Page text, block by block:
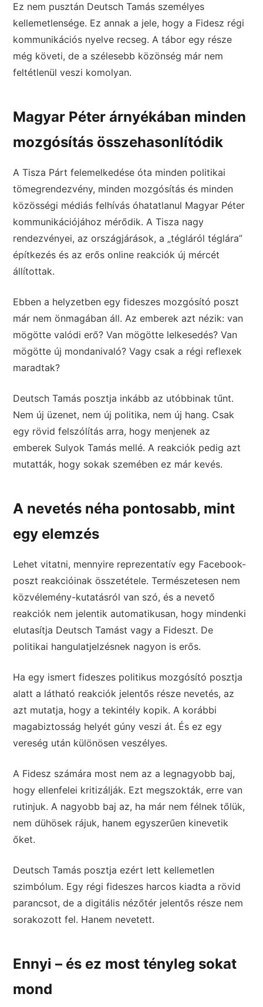
Ez nem pusztán Deutsch Tamás személyes
kellemetlensége. Ez annak a jele, hogy a Fidesz régi
kommunikációs nyelve recseg. A tábor egy része
még követi, de a szélesebb közönség már nem
feltétlenül veszi komolyan.
Magyar Péter árnyékában minden
mozgósítás összehasonlítódik
A Tisza Párt felemelkedése óta minden politikai
tömegrendezvény, minden mozgósítás és minden
közösségi médiás felhívás óhatatlanul Magyar Péter
kommunikációjához mérődik. A Tisza nagy
rendezvényei, az országjárások, a „tégláról téglára”
építkezés és az erős online reakciók új mércét
állítottak.
Ebben a helyzetben egy fideszes mozgósító poszt
már nem önmagában áll. Az emberek azt nézik: van
mögötte valódi erő? Van mögötte lelkesedés? Van
mögötte új mondanivaló? Vagy csak a régi reflexek
maradtak?
Deutsch Tamás posztja inkább az utóbbinak tűnt.
Nem új üzenet, nem új politika, nem új hang. Csak
egy rövid felszólítás arra, hogy menjenek az
emberek Sulyok Tamás mellé. A reakciók pedig azt
mutatták, hogy sokak szemében ez már kevés.
A nevetés néha pontosabb, mint
egy elemzés
Lehet vitatni, mennyire reprezentatív egy Facebook-
poszt reakcióinak összetétele. Természetesen nem
közvélemény-kutatásról van szó, és a nevető
reakciók nem jelentik automatikusan, hogy mindenki
elutasítja Deutsch Tamást vagy a Fideszt. De
politikai hangulatjelzésnek nagyon is erős.
Ha egy ismert fideszes politikus mozgósító posztja
alatt a látható reakciók jelentős része nevetés, az
azt mutatja, hogy a tekintély kopik. A korábbi
magabiztosság helyét gúny veszi át. És ez egy
vereség után különösen veszélyes.
A Fidesz számára most nem az a legnagyobb baj,
hogy ellenfelei kritizálják. Ezt megszokták, erre van
rutinjuk. A nagyobb baj az, ha már nem félnek tőlük,
nem dühösek rájuk, hanem egyszerűen kinevetik
őket.
Deutsch Tamás posztja ezért lett kellemetlen
szimbólum. Egy régi fideszes harcos kiadta a rövid
parancsot, de a digitális nézőtér jelentős része nem
sorakozott fel. Hanem nevetett.
Ennyi – és ez most tényleg sokat
mond